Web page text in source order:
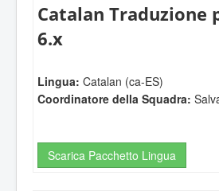
Catalan Traduzione
6.x
Lingua: Catalan (ca-ES)
Coordinatore della Squadra:
Scarica Pacchetto Lingua